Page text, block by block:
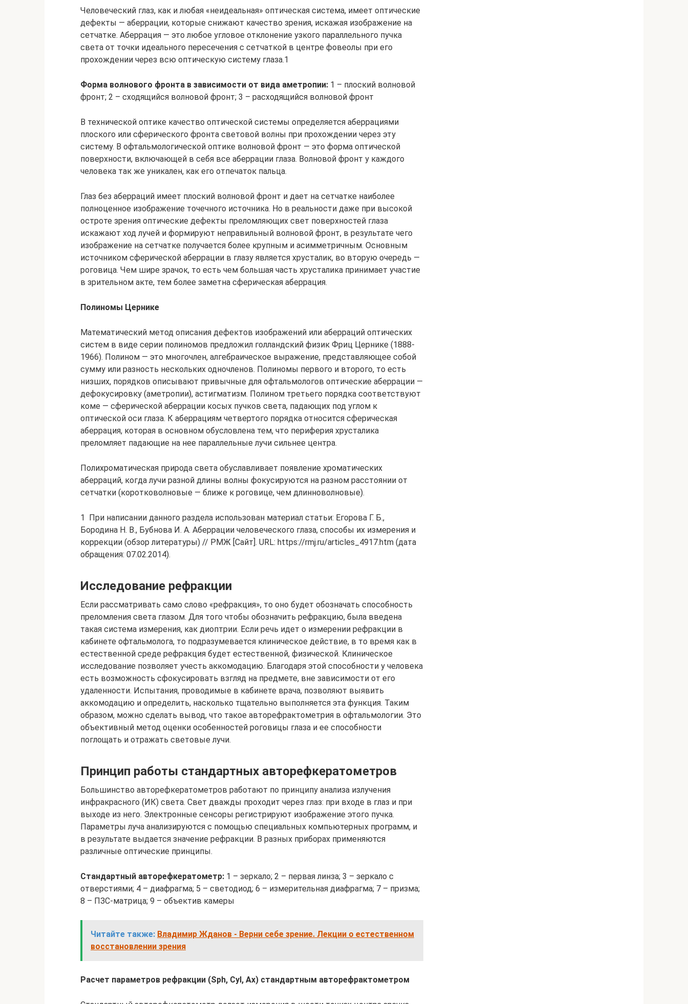
Человеческий глаз, как и любая «неидеальная» оптическая система, имеет оптические
дефекты — аберрации, которые снижают качество зрения, искажая изображение на
сетчатке. Аберрация — это любое угловое отклонение узкого параллельного пучка
света от точки идеального пересечения с сетчаткой в центре фовеолы при его
прохождении через всю оптическую систему глаза.1
Форма волнового фронта в зависимости от вида аметропии: 1 – плоский волновой
фронт; 2 – сходящийся волновой фронт; 3 – расходящийся волновой фронт
В технической оптике качество оптической системы определяется аберрациями
плоского или сферического фронта световой волны при прохождении через эту
систему. В офтальмологической оптике волновой фронт — это форма оптической
поверхности, включающей в себя все аберрации глаза. Волновой фронт у каждого
человека так же уникален, как его отпечаток пальца.
Глаз без аберраций имеет плоский волновой фронт и дает на сетчатке наиболее
полноценное изображение точечного источника. Но в реальности даже при высокой
остроте зрения оптические дефекты преломляющих свет поверхностей глаза
искажают ход лучей и формируют неправильный волновой фронт, в результате чего
изображение на сетчатке получается более крупным и асимметричным. Основным
источником сферической аберрации в глазу является хрусталик, во вторую очередь —
роговица. Чем шире зрачок, то есть чем большая часть хрусталика принимает участие
в зрительном акте, тем более заметна сферическая аберрация.
Полиномы Цернике
Математический метод описания дефектов изображений или аберраций оптических
систем в виде серии полиномов предложил голландский физик Фриц Цернике (1888-
1966). Полином — это многочлен, алгебраическое выражение, представляющее собой
сумму или разность нескольких одночленов. Полиномы первого и второго, то есть
низших, порядков описывают привычные для офтальмологов оптические аберрации —
дефокусировку (аметропии), астигматизм. Полином третьего порядка соответствуют
коме — сферической аберрации косых пучков света, падающих под углом к
оптической оси глаза. К аберрациям четвертого порядка относится сферическая
аберрация, которая в основном обусловлена тем, что периферия хрусталика
преломляет падающие на нее параллельные лучи сильнее центра.
Полихроматическая природа света обуславливает появление хроматических
аберраций, когда лучи разной длины волны фокусируются на разном расстоянии от
сетчатки (коротковолновые — ближе к роговице, чем длинноволновые).
1 При написании данного раздела использован материал статьи: Егорова Г. Б.,
Бородина Н. В., Бубнова И. А. Аберрации человеческого глаза, способы их измерения и
коррекции (обзор литературы) // РМЖ [Сайт]. URL: https://rmj.ru/articles_4917.htm (дата
обращения: 07.02.2014).
Исследование рефракции
Если рассматривать само слово «рефракция», то оно будет обозначать способность
преломления света глазом. Для того чтобы обозначить рефракцию, была введена
такая система измерения, как диоптрии. Если речь идет о измерении рефракции в
кабинете офтальмолога, то подразумевается клиническое действие, в то время как в
естественной среде рефракция будет естественной, физической. Клиническое
исследование позволяет учесть аккомодацию. Благодаря этой способности у человека
есть возможность сфокусировать взгляд на предмете, вне зависимости от его
удаленности. Испытания, проводимые в кабинете врача, позволяют выявить
аккомодацию и определить, насколько тщательно выполняется эта функция. Таким
образом, можно сделать вывод, что такое авторефрактометрия в офтальмологии. Это
объективный метод оценки особенностей роговицы глаза и ее способности
поглощать и отражать световые лучи.
Принцип работы стандартных авторефкератометров
Большинство авторефкератометров работают по принципу анализа излучения
инфракрасного (ИК) света. Свет дважды проходит через глаз: при входе в глаз и при
выходе из него. Электронные сенсоры регистрируют изображение этого пучка.
Параметры луча анализируются с помощью специальных компьютерных программ, и
в результате выдается значение рефракции. В разных приборах применяются
различные оптические принципы.
Стандартный авторефкератометр: 1 – зеркало; 2 – первая линза; 3 – зеркало с
отверстиями; 4 – диафрагма; 5 – свето­диод; 6 – измерительная диафрагма; 7 – призма;
8 – ПЗС-матрица; 9 – объектив камеры
Читайте также: Владимир Жданов - Верни себе зрение. Лекции о естественном
восстановлении зрения
Расчет параметров рефракции (Sph, Cyl, Ax) стандартным авторефрактометром